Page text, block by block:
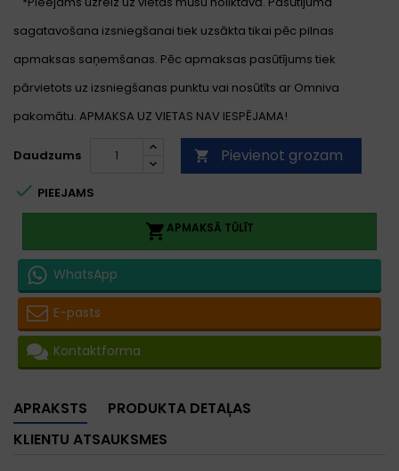
sagatavošana izsniegšanai tiek uzsākta tikai pēc pilnas
apmaksas saņemšanas. Pēc apmaksas pasūtījums tiek
pārvietots uz izsniegšanas punktu vai nosūtīts ar Omniva
pakomātu. APMAKSA UZ VIETAS NAV IESPĒJAMA!
Daudzums  Pievienot grozam
 PIEEJAMS
APMAKSĀ TŪLĪT
WhatsApp
E-pasts
Kontaktforma
APRAKSTS
PRODUKTA DETAĻAS
KLIENTU ATSAUKSMES